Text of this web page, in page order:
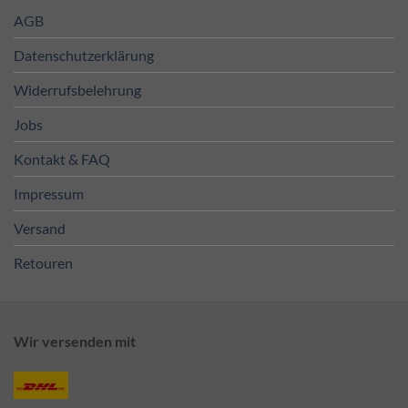
AGB
Datenschutzerklärung
Widerrufsbelehrung
Jobs
Kontakt & FAQ
Impressum
Versand
Retouren
Wir versenden mit